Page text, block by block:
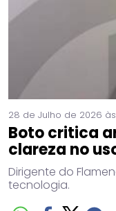
28 de Julho de 2026
Boto critica
clareza no
Dirigente do
tecnologia.